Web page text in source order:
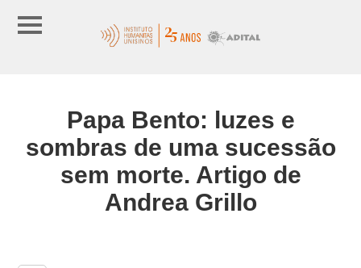
Papa Bento: luzes e
sombras de uma sucessão
sem morte. Artigo de
Andrea Grillo